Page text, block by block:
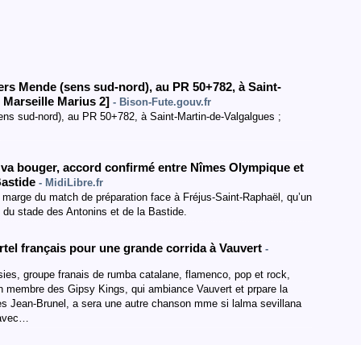
Mende (sens sud-nord), au PR 50+782, à Saint-
Marius 2] - Bison-Fute.gouv.fr
sud-nord), au PR 50+782, à Saint-Martin-de-Valgalgues ;
bouger, accord confirmé entre Nîmes Olympique et
- MidiLibre.fr
du match de préparation face à Fréjus-Saint-Raphaël, qu’un
stade des Antonins et de la Bastide.
français pour une grande corrida à Vauvert -
groupe franais de rumba catalane, flamenco, pop et rock,
des Gipsy Kings, qui ambiance Vauvert et prpare la
Jean-Brunel, a sera une autre chanson mme si lalma sevillana